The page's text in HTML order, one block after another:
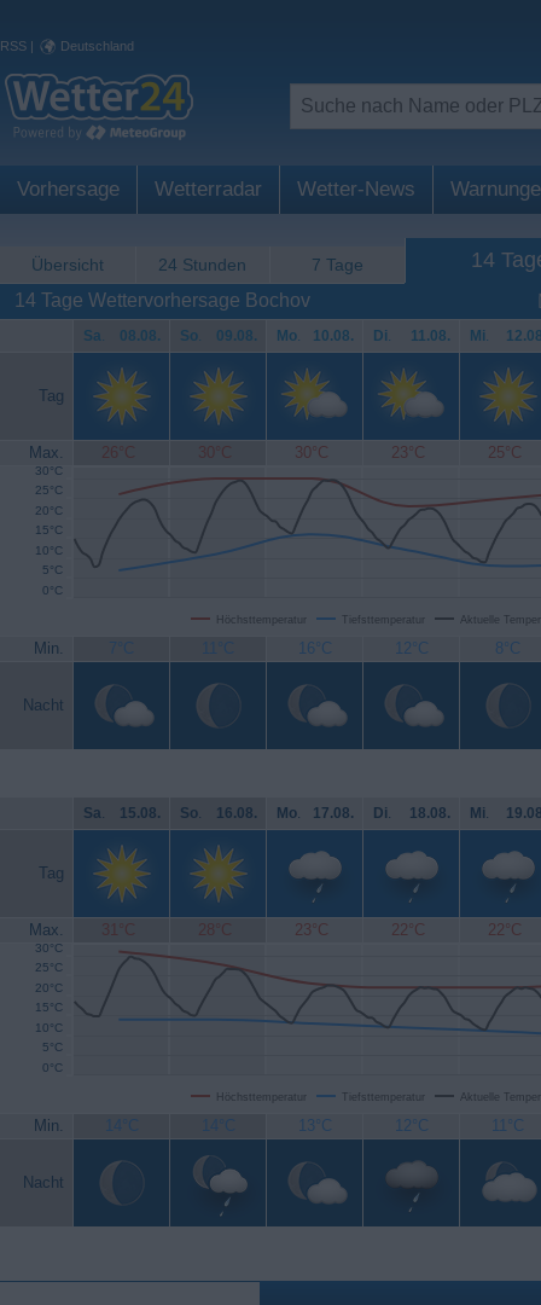
RSS | Deutschland
Vorhersage Wetterradar Wetter-News
Übersicht 24 Stunden 7 Tage 14
14 Tage Wettervorhersage Bochov
Sa. 08.08. So. 09.08. Mo. 10.08. Di. 11.08. Mi.
Tag
Max. 26°C 30°C 30°C 23°C 25°C
Höchsttemperatur Tiefsttemperatur Aktuelle
0°C
5°C
10°C
15°C
20°C
25°C
30°C
Min. 7°C 11°C 16°C 12°C 8°C
Nacht
Sa. 15.08. So. 16.08. Mo. 17.08. Di. 18.08. Mi.
Tag
Max. 31°C 28°C 23°C 22°C 22°C
Höchsttemperatur Tiefsttemperatur Aktuelle
0°C
5°C
10°C
15°C
20°C
25°C
30°C
Min. 14°C 14°C 13°C 12°C 11°C
Nacht